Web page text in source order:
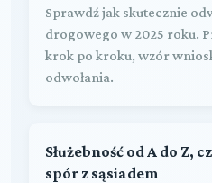
Sprawdź jak skutecznie
drogowego w 2025 roku.
krok po kroku, wzór
odwołania.
Służebność od A do Z,
spór z sąsiadem